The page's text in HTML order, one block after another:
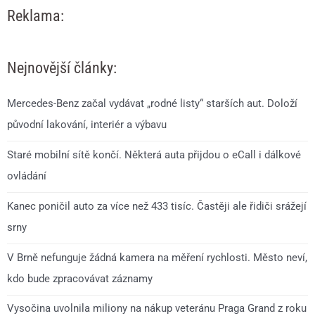
Reklama:
Nejnovější články:
Mercedes-Benz začal vydávat „rodné listy“ starších aut. Doloží
původní lakování, interiér a výbavu
Staré mobilní sítě končí. Některá auta přijdou o eCall i dálkové
ovládání
Kanec poničil auto za více než 433 tisíc. Častěji ale řidiči srážejí
srny
V Brně nefunguje žádná kamera na měření rychlosti. Město neví,
kdo bude zpracovávat záznamy
Vysočina uvolnila miliony na nákup veteránu Praga Grand z roku